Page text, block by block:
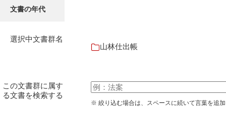
御蔵本日記
文書の年代
選択中文書群名
山林仕出帳
この文書群に属す
る文書を検索する
※ 絞り込む場合は、スペースに続いて言葉を追